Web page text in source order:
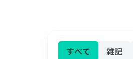
すべて 雑記